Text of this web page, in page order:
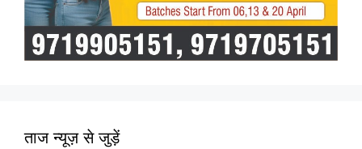
ताज न्यूज़ से जुड़ें